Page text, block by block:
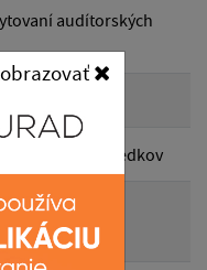
audítorských
prostriedkov